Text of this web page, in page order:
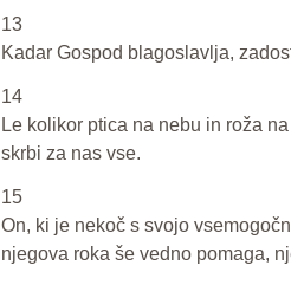
13
Kadar Gospod blagoslavlja,
14
Le kolikor ptica na nebu in roža
skrbi za nas vse.
15
On, ki je nekoč s svojo
njegova roka še vedno pomaga,